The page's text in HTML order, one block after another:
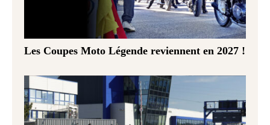
Les Coupes Moto Légende reviennent en 2027 !